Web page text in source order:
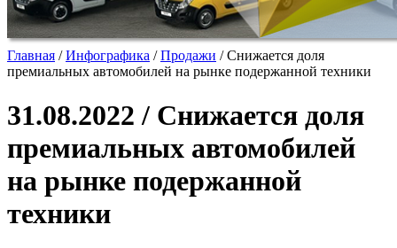
Главная /Инфографика /Продажи /Снижается доля
премиальных автомобилей на рынке подержанной техники
31.08.2022 / Снижается доля
премиальных автомобилей
на рынке подержанной
техники